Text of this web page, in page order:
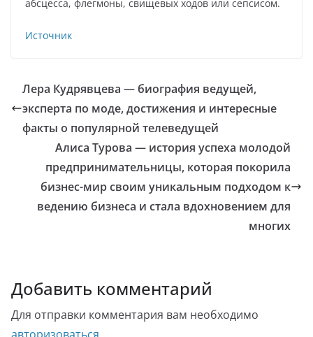
абсцесса, флегмоны, свищевых ходов или сепсисом.
Источник
Лера Кудрявцева — биография ведущей,
эксперта по моде, достижения и интересные
факты о популярной телеведущей
Алиса Турова — история успеха молодой
предпринимательницы, которая покорила
бизнес-мир своим уникальным подходом к
ведению бизнеса и стала вдохновением для
многих
Добавить комментарий
Для отправки комментария вам необходимо